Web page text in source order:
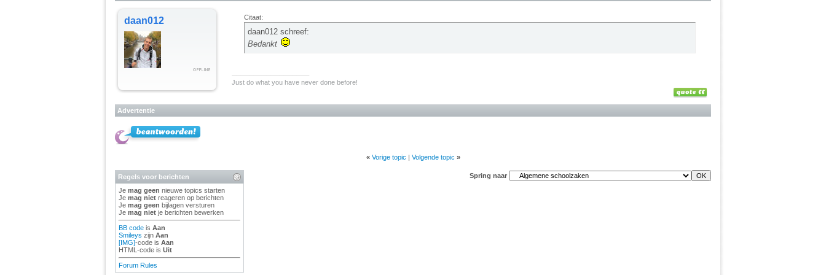
daan012 Citaat:
daan012 schreef:
Bedankt
Just do what you have never done before!
Advertentie
« Vorige topic | Volgende topic »
Regels voor berichten
Je mag geen nieuwe topics starten
Je mag niet reageren op berichten
Je mag geen bijlagen versturen
Je mag niet je berichten bewerken
BB code is Aan
Smileys zijn Aan
[IMG]-code is Aan
HTML-code is Uit
Forum Rules
Spring naar